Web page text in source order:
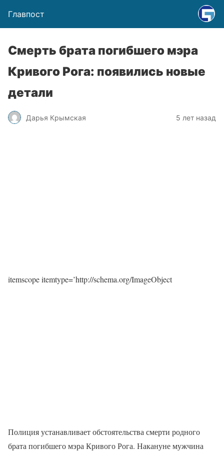
Главпост
Смерть брата погибшего мэра
Кривого Рога: появились новые
детали
Дарья Крымская 5 лет назад
itemscope itemtype=’http://schema.org/ImageObject
Полиция устанавливает обстоятельства смерти родного
брата погибшего мэра Кривого Рога. Накануне мужчина